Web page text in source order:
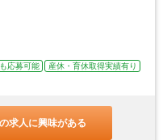
応募可能
産休・育休取得実績有り
求人に興味がある